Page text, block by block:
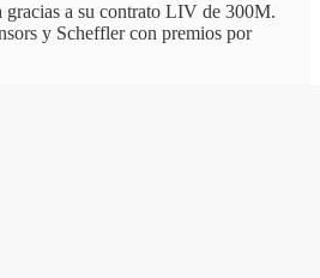
gracias a su contrato LIV de 300M.
y Scheffler con premios por